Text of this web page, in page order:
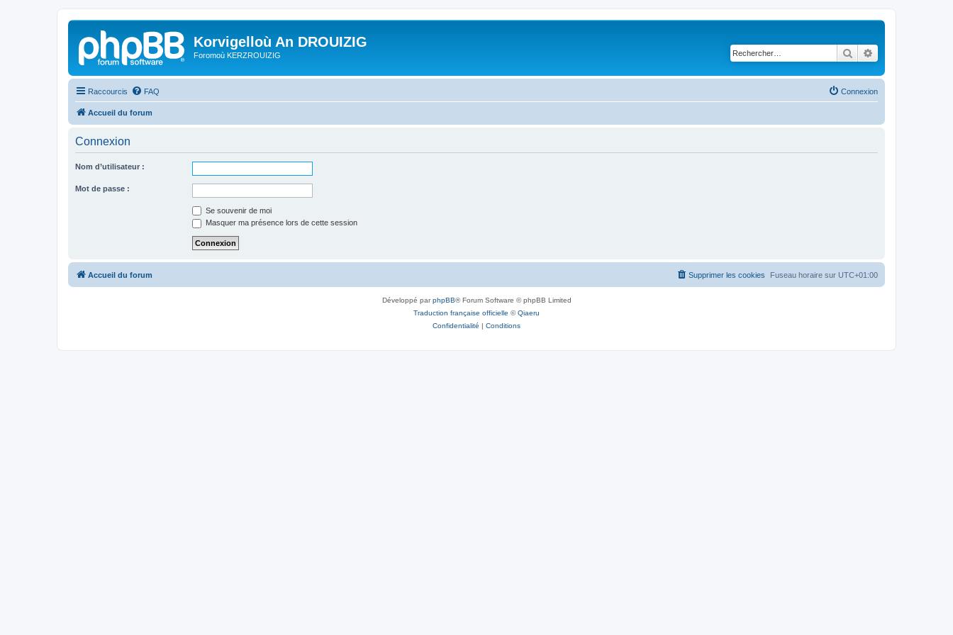
Korvigelloù An DROUIZIG
Foromoù KERZROUIZIG Rechercher
Raccourcis FAQ Connexion
Accueil du forum
Connexion
Nom d’utilisateur :
Mot de passe :
Se souvenir de moi
Masquer ma présence lors de cette session
Accueil du forum Fuseau horaire sur UTC+01:00
Supprimer les cookies
Développé parphpBB® Forum Software © phpBB Limited
Traduction française officielle ©Qiaeru
Confidentialité | Conditions